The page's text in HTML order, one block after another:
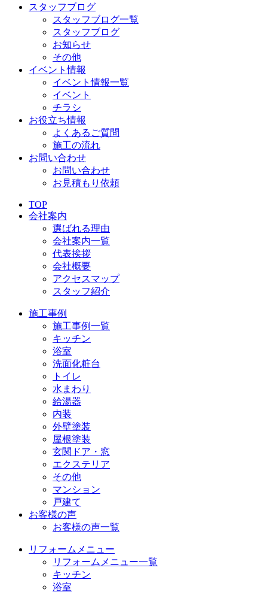
スタッフブログ
スタッフブログ一覧
スタッフブログ
お知らせ
その他
イベント情報
イベント情報一覧
イベント
チラシ
お役立ち情報
よくあるご質問
施工の流れ
お問い合わせ
お問い合わせ
お見積もり依頼
TOP
会社案内
選ばれる理由
会社案内一覧
代表挨拶
会社概要
アクセスマップ
スタッフ紹介
施工事例
施工事例一覧
キッチン
浴室
洗面化粧台
トイレ
水まわり
給湯器
内装
外壁塗装
屋根塗装
玄関ドア・窓
エクステリア
その他
マンション
戸建て
お客様の声
お客様の声一覧
リフォームメニュー
リフォームメニュー一覧
キッチン
浴室